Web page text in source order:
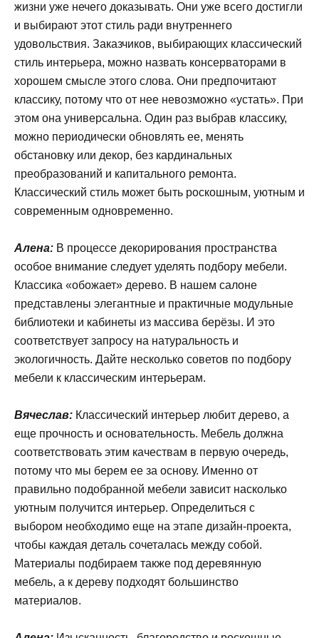
жизни уже нечего доказывать. Они уже всего достигли
и выбирают этот стиль ради внутреннего
удовольствия. Заказчиков, выбирающих классический
стиль интерьера, можно назвать консерваторами в
хорошем смысле этого слова. Они предпочитают
классику, потому что от нее невозможно «устать». При
этом она универсальна. Один раз выбрав классику,
можно периодически обновлять ее, менять
обстановку или декор, без кардинальных
преобразований и капитального ремонта.
Классический стиль может быть роскошным, уютным и
современным одновременно.
Алена: В процессе декорирования пространства
особое внимание следует уделять подбору мебели.
Классика «обожает» дерево. В нашем салоне
представлены элегантные и практичные модульные
библиотеки и кабинеты из массива берёзы. И это
соответствует запросу на натуральность и
экологичность. Дайте несколько советов по подбору
мебели к классическим интерьерам.
Вячеслав: Классический интерьер любит дерево, а
еще прочность и основательность. Мебель должна
соответствовать этим качествам в первую очередь,
потому что мы берем ее за основу. Именно от
правильно подобранной мебели зависит насколько
уютным получится интерьер. Определиться с
выбором необходимо еще на этапе дизайн-проекта,
чтобы каждая деталь сочеталась между собой.
Материалы подбираем также под деревянную
мебель, а к дереву подходят большинство
материалов.